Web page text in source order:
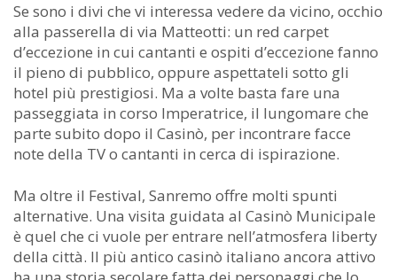
Se sono i divi che vi interessa vedere da vicino, occhio
alla passerella di via Matteotti: un red carpet
d’eccezione in cui cantanti e ospiti d’eccezione fanno
il pieno di pubblico, oppure aspettateli sotto gli
hotel più prestigiosi. Ma a volte basta fare una
passeggiata in corso Imperatrice, il lungomare che
parte subito dopo il Casinò, per incontrare facce
note della TV o cantanti in cerca di ispirazione.
Ma oltre il Festival, Sanremo offre molti spunti
alternative. Una visita guidata al Casinò Municipale
è quel che ci vuole per entrare nell’atmosfera liberty
della città. Il più antico casinò italiano ancora attivo